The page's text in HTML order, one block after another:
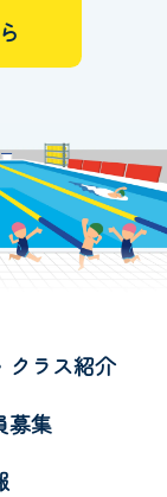
クラス紹介
募集